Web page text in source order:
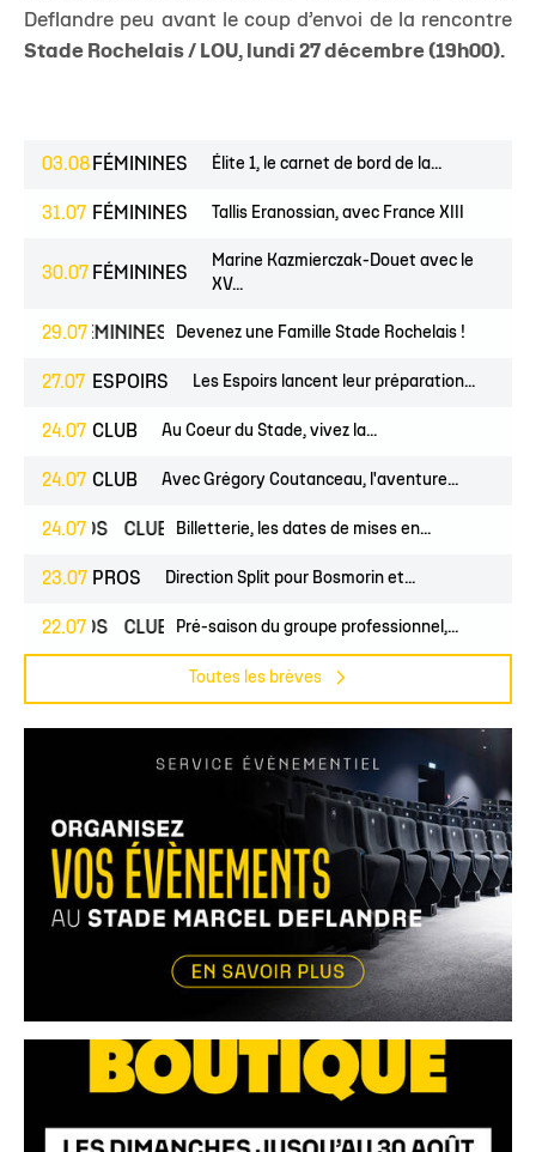
Deflandre peu avant le coup d’envoi de la rencontre
Stade Rochelais / LOU, lundi 27 décembre (19h00).
03.08 FÉMININES Élite 1, le carnet de bord de la...
31.07 FÉMININES Tallis Eranossian, avec France XIII
30.07 FÉMININES
Marine Kazmierczak-Douet avec le
XV...
29.07
FÉMININES CLUBDevenez une Famille Stade Rochelais !
27.07 ESPOIRS Les Espoirs lancent leur préparation...
24.07 CLUB Au Coeur du Stade, vivez la...
24.07 CLUB Avec Grégory Coutanceau, l'aventure...
24.07
PROS CLUB Billetterie, les dates de mises en...
23.07 PROS Direction Split pour Bosmorin et...
22.07
PROS CLUB Pré-saison du groupe professionnel,...
Toutes les brèves